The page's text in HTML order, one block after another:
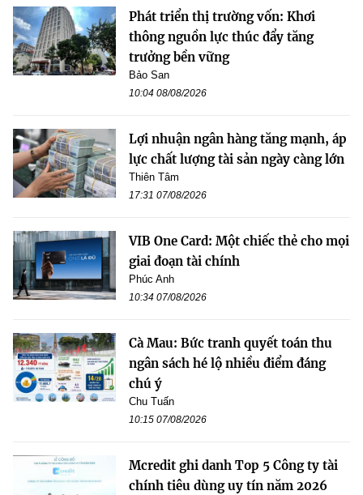
Phát triển thị trường vốn: Khơi
thông nguồn lực thúc đẩy tăng
trưởng bền vững
Bảo San
10:04 08/08/2026
Lợi nhuận ngân hàng tăng mạnh, áp
lực chất lượng tài sản ngày càng lớn
Thiên Tâm
17:31 07/08/2026
VIB One Card: Một chiếc thẻ cho mọi
giai đoạn tài chính
Phúc Anh
10:34 07/08/2026
Cà Mau: Bức tranh quyết toán thu
ngân sách hé lộ nhiều điểm đáng
chú ý
Chu Tuấn
10:15 07/08/2026
Mcredit ghi danh Top 5 Công ty tài
chính tiêu dùng uy tín năm 2026